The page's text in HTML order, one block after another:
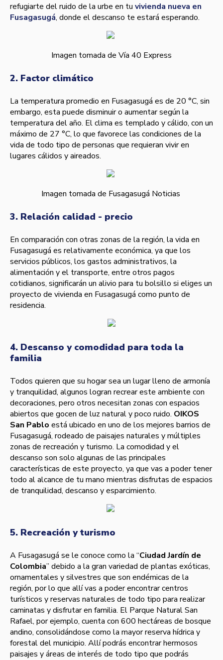
refugiarte del ruido de la urbe en tu vivienda nueva en
Fusagasugá, donde el descanso te estará esperando.
Imagen tomada de Vía 40 Express
2. Factor climático
La temperatura promedio en Fusagasugá es de 20 °C, sin
embargo, esta puede disminuir o aumentar según la
temperatura del año. El clima es templado y cálido, con un
máximo de 27 °C, lo que favorece las condiciones de la
vida de todo tipo de personas que requieran vivir en
lugares cálidos y aireados.
Imagen tomada de Fusagasugá Noticias
3. Relación calidad - precio
En comparación con otras zonas de la región, la vida en
Fusagasugá es relativamente económica, ya que los
servicios públicos, los gastos administrativos, la
alimentación y el transporte, entre otros pagos
cotidianos, significarán un alivio para tu bolsillo si eliges un
proyecto de vivienda en Fusagasugá como punto de
residencia.
4. Descanso y comodidad para toda la
familia
Todos quieren que su hogar sea un lugar lleno de armonía
y tranquilidad, algunos logran recrear este ambiente con
decoraciones, pero otros necesitan zonas con espacios
abiertos que gocen de luz natural y poco ruido. OIKOS
San Pablo está ubicado en uno de los mejores barrios de
Fusagasugá, rodeado de paisajes naturales y múltiples
zonas de recreación y turismo. La comodidad y el
descanso son solo algunas de las principales
características de este proyecto, ya que vas a poder tener
todo al alcance de tu mano mientras disfrutas de espacios
de tranquilidad, descanso y esparcimiento.
5. Recreación y turismo
A Fusagasugá se le conoce como la “Ciudad Jardín de
Colombia” debido a la gran variedad de plantas exóticas,
ornamentales y silvestres que son endémicas de la
región, por lo que allí vas a poder encontrar centros
turísticos y reservas naturales de todo tipo para realizar
caminatas y disfrutar en familia. El Parque Natural San
Rafael, por ejemplo, cuenta con 600 hectáreas de bosque
andino, consolidándose como la mayor reserva hídrica y
forestal del municipio. Allí podrás encontrar hermosos
paisajes y áreas de interés de todo tipo que podrás